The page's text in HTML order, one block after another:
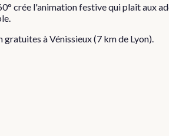
crée l'animation festive qui plaît aux
gratuites àVénissieux(7 km de Lyon).